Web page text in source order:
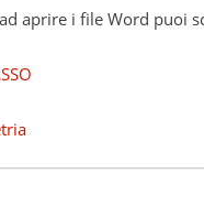
aprire i file Word puoi